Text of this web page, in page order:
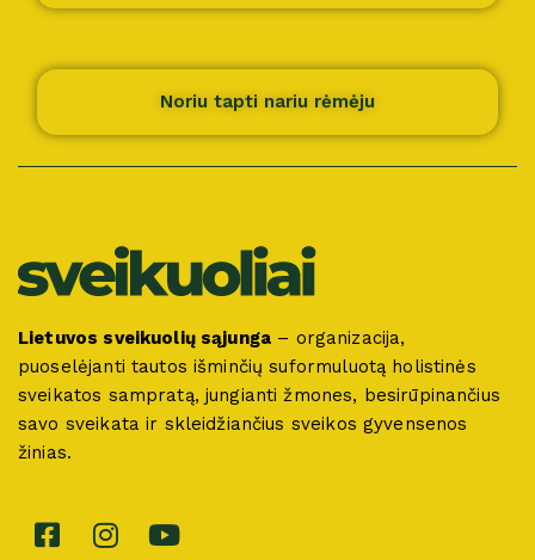
Noriu tapti nariu rėmėju
Lietuvos sveikuolių sąjunga – organizacija,
puoselėjanti tautos išminčių suformuluotą holistinės
sveikatos sampratą, jungianti žmones, besirūpinančius
savo sveikata ir skleidžiančius sveikos gyvensenos
žinias.